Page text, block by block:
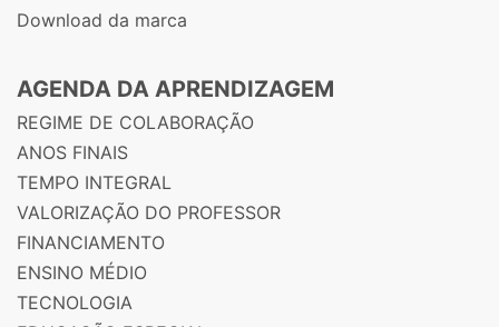
Download da marca
AGENDA DA APRENDIZAGEM
REGIME DE COLABORAÇÃO
ANOS FINAIS
TEMPO INTEGRAL
VALORIZAÇÃO DO PROFESSOR
FINANCIAMENTO
ENSINO MÉDIO
TECNOLOGIA